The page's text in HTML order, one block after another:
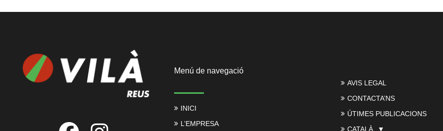
Menú de navegació
INICI
L’EMPRESA
AVIS LEGAL
CONTACTA’NS
ÚTIMES PUBLICACIONS
CATALÀ